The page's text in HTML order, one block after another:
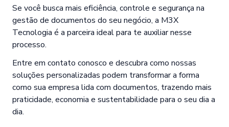
Se você busca mais eficiência, controle e segurança na
gestão de documentos do seu negócio, a M3X
Tecnologia é a parceira ideal para te auxiliar nesse
processo.
Entre em contato conosco e descubra como nossas
soluções personalizadas podem transformar a forma
como sua empresa lida com documentos, trazendo mais
praticidade, economia e sustentabilidade para o seu dia a
dia.